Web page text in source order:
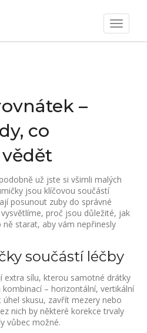
Zobrazit
navigaci
–
co
už jste si všimli malých
jsou klíčovou součástí
posunout zuby do správné
proč jsou důležité, jak
starat, aby vám nepřinesly
součástí léčby
extra sílu, kterou samotné drátky
– horizontální, vertikální
skusu, zavřít mezery nebo
nich by některé korekce trvaly
vůbec možné.